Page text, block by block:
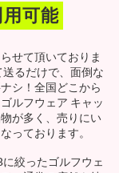
可能
せて頂いておりま
るだけで、面倒な
シ！全国どこから
ルフウェア キャッ
が多く、売りにい
っております。
絞ったゴルフウェ